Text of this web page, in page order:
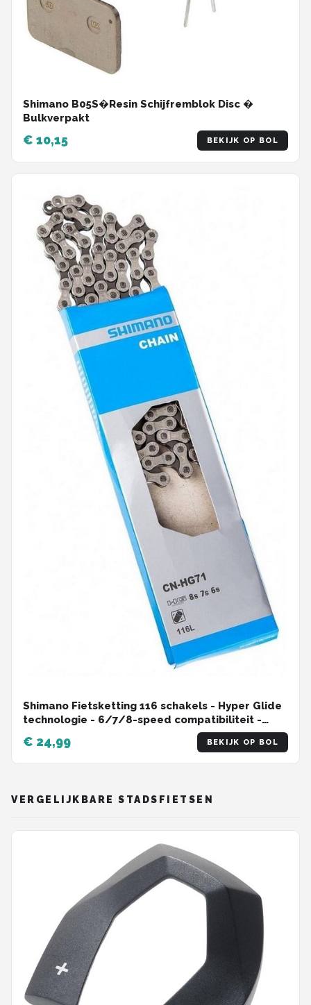
Shimano B05S�Resin Schijfremblok Disc �
Bulkverpakt
€ 10,15 BEKIJK OP BOL
Shimano Fietsketting 116 schakels - Hyper Glide
technologie - 6/7/8-speed compatibiliteit -
€ 24,99 BEKIJK OP BOL
VERGELIJKBARE STADSFIETSEN